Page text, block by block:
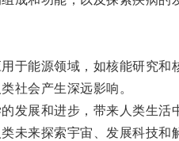
能源领域，如核能研究和
会产生深远影响。
展和进步，带来人类生活
来探索宇宙、发展科技和